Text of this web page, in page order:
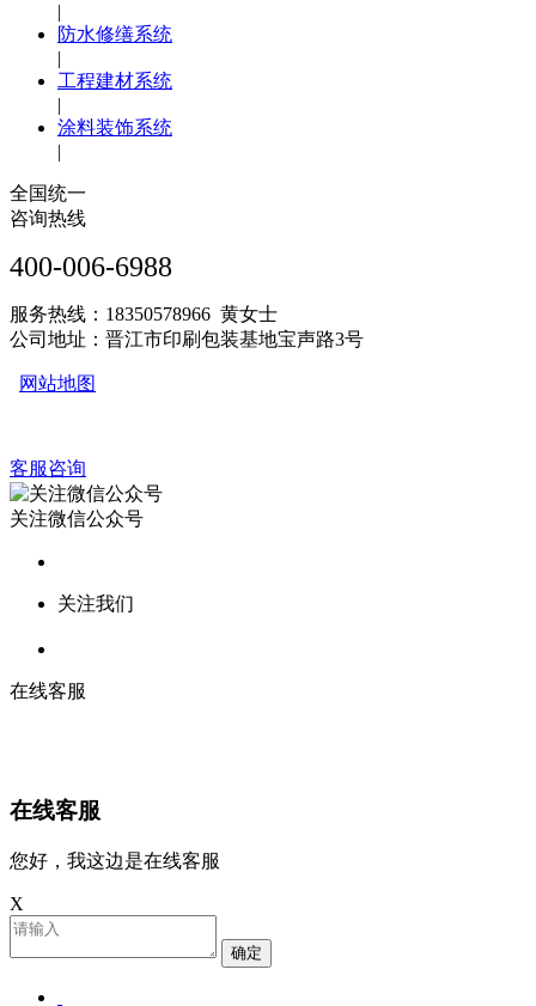
|
防水修缮系统
|
工程建材系统
|
涂料装饰系统
|
全国统一
咨询热线
400-006-6988
服务热线：18350578966 黄女士
公司地址：晋江市印刷包装基地宝声路3号
网站地图
客服咨询
关注微信公众号
关注我们
在线客服
在线客服
您好，我这边是在线客服
X
确定